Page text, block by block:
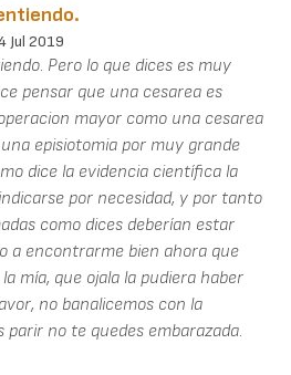
Jul 2019
Pero lo que dices es muy
pensar que una cesarea es
mayor como una cesarea
episiotomia por muy grande
dice la evidencia científica la
por necesidad, y por tanto
como dices deberían estar
a encontrarme bien ahora que
mía, que ojala la pudiera haber
no banalicemos con la
parir no te quedes embarazada.